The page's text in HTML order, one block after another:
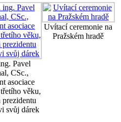
Pavel
CSc.,
asociace
věku,
prezidentu
svůj dárek
Uvítací ceremonie na
Pražském hradě